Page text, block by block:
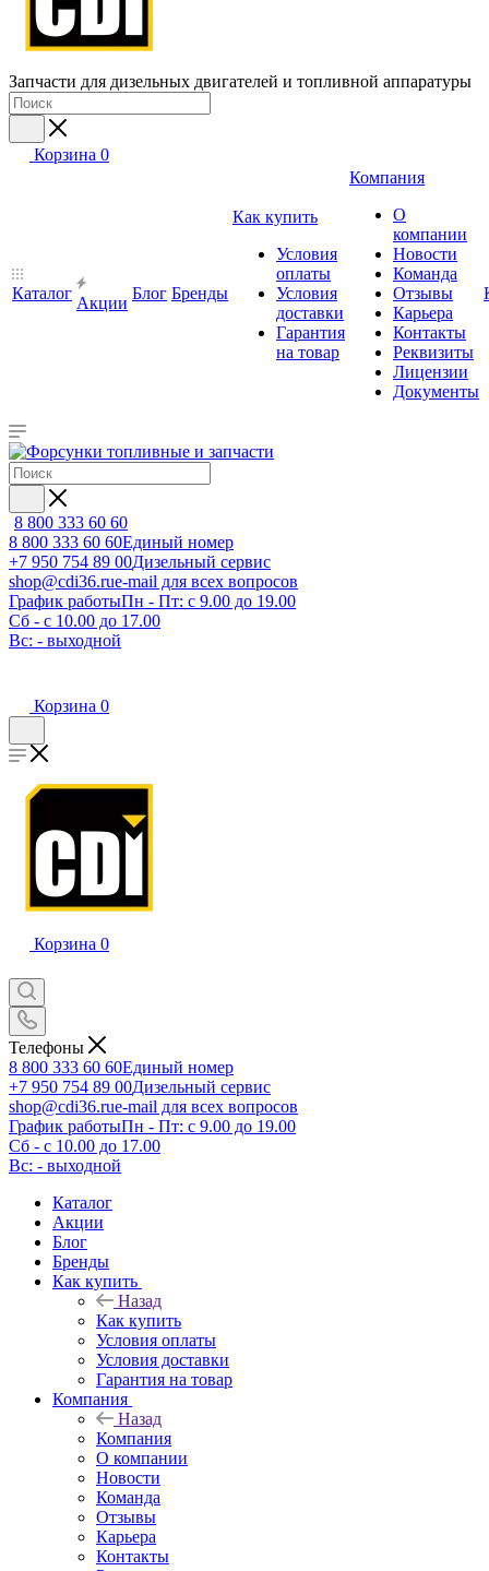
Запчасти для дизельных двигателей и топливной аппаратуры
Корзина 0
Каталог
Акции
Блог Бренды
Как купить
Условия
оплаты
Условия
доставки
Гарантия
на товар
Компания
О
компании
Новости
Команда
Отзывы
Карьера
Контакты
Реквизиты
Лицензии
Документы
8 800 333 60 60
8 800 333 60 60Единый номер
+7 950 754 89 00Дизельный сервис
shop@cdi36.rue-mail для всех вопросов
График работыПн - Пт: с 9.00 до 19.00
Сб - с 10.00 до 17.00
Вс: - выходной
Корзина 0
Корзина 0
Телефоны
8 800 333 60 60Единый номер
+7 950 754 89 00Дизельный сервис
shop@cdi36.rue-mail для всех вопросов
График работыПн - Пт: с 9.00 до 19.00
Сб - с 10.00 до 17.00
Вс: - выходной
Каталог
Акции
Блог
Бренды
Как купить
Назад
Как купить
Условия оплаты
Условия доставки
Гарантия на товар
Компания
Назад
Компания
О компании
Новости
Команда
Отзывы
Карьера
Контакты